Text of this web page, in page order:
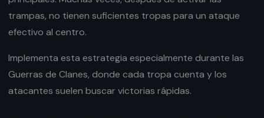
trampas, no tienen suficientes tropas para un ataque
efectivo al centro.
Implementa esta estrategia especialmente durante las
Guerras de Clanes, donde cada tropa cuenta y los
atacantes suelen buscar victorias rápidas.